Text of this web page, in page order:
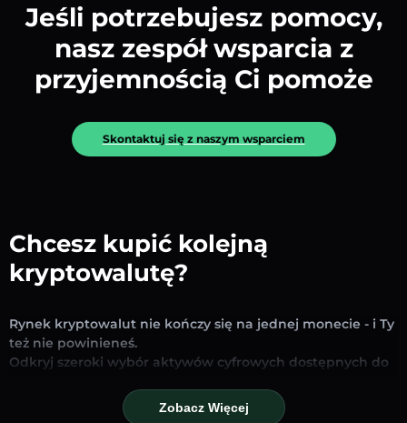
Jeśli potrzebujesz pomocy,
nasz zespół wsparcia z
przyjemnością Ci pomoże
Skontaktuj się z naszym wsparciem
Chcesz kupić kolejną
kryptowalutę?
Rynek kryptowalut nie kończy się na jednej monecie - i Ty
też nie powinieneś.
Odkryj szeroki wybór aktywów cyfrowych dostępnych do
tego, czy szukasz uznanych stablecoinów, obiecujących
altcoinów czy nowych trendujących tokenów – znajdziesz
Zobacz Więcej